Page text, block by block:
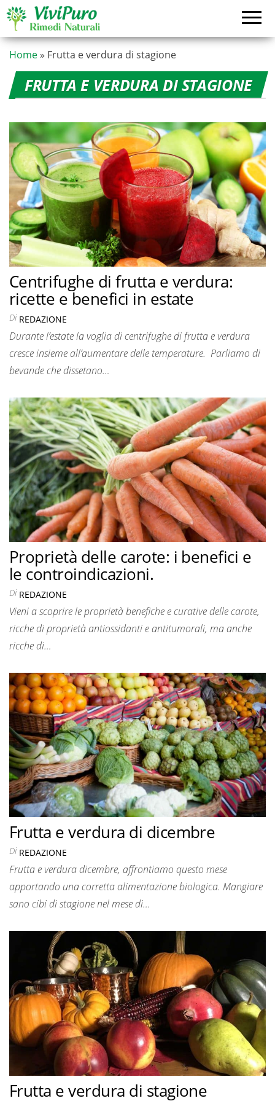
Vai
contenuto
Home » Frutta e verdura di stagione
FRUTTA E VERDURA DI STAGIONE
Centrifughe di frutta e verdura:
ricette e benefici in estate
Di REDAZIONE
Durante l’estate la voglia di centrifughe di frutta e verdura
cresce insieme all’aumentare delle temperature. Parliamo di
bevande che dissetano…
Proprietà delle carote: i benefici e
le controindicazioni.
Di REDAZIONE
Vieni a scoprire le proprietà benefiche e curative delle carote,
ricche di proprietà antiossidanti e antitumorali, ma anche
ricche di…
Frutta e verdura di dicembre
Di REDAZIONE
Frutta e verdura dicembre, affrontiamo questo mese
apportando una corretta alimentazione biologica. Mangiare
sano cibi di stagione nel mese di…
Frutta e verdura di stagione